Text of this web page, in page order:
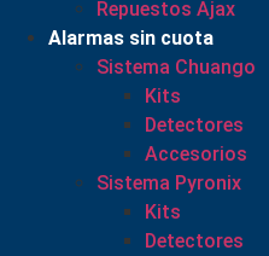
Repuestos Ajax
Alarmas sin cuota
Sistema Chuango
Kits
Detectores
Accesorios
Sistema Pyronix
Kits
Detectores